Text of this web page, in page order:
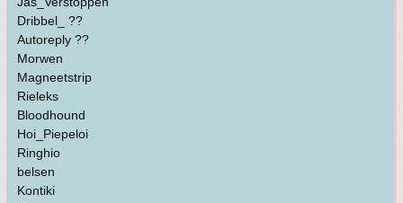
Dribbel_ ??
Autoreply ??
Morwen
Magneetstrip
Rieleks
Bloodhound
Hoi_Piepeloi
Ringhio
belsen
Kontiki